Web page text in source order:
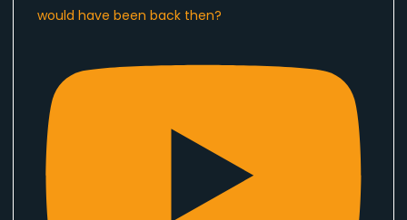
would have been back then?